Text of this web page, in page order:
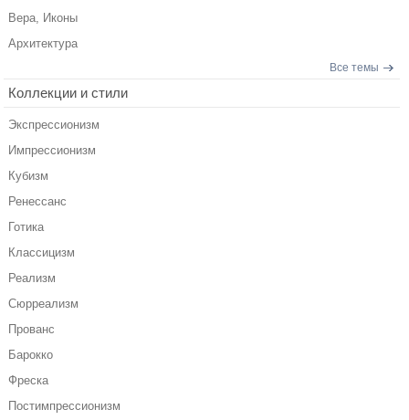
Вера, Иконы
Архитектура
Все темы
Коллекции и стили
Экспрессионизм
Импрессионизм
Кубизм
Ренессанс
Готика
Классицизм
Реализм
Сюрреализм
Прованс
Барокко
Фреска
Постимпрессионизм